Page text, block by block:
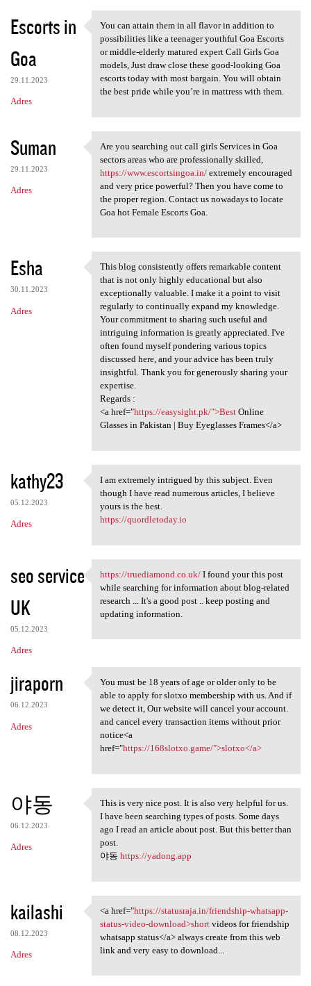
Escorts in
Goa
29.11.2023
Adres
You can attain them in all
You can attain them in all flavor in addition to
possibilities like a teenager youthful Goa Escorts
or middle-elderly matured expert Call Girls Goa
models, Just draw close these good-looking Goa
escorts today with most bargain. You will obtain
the best pride while you’re in mattress with them.
Suman
29.11.2023
Adres
Are you searching out call
Are you searching out call girls Services in Goa
sectors areas who are professionally skilled,
https://www.escortsingoa.in/extremely encouraged
and very price powerful? Then you have come to
the proper region. Contact us nowadays to locate
Goa hot Female Escorts Goa.
Esha
30.11.2023
Adres
This blog consistently offers
This blog consistently offers remarkable content
that is not only highly educational but also
exceptionally valuable. I make it a point to visit
regularly to continually expand my knowledge.
Your commitment to sharing such useful and
intriguing information is greatly appreciated. I've
often found myself pondering various topics
discussed here, and your advice has been truly
insightful. Thank you for generously sharing your
expertise.
Regards :
<a href="https://easysight.pk/">BestOnline
Glasses in Pakistan | Buy Eyeglasses Frames</a>
kathy23
05.12.2023
Adres
I am extremely intrigued by
I am extremely intrigued by this subject. Even
though I have read numerous articles, I believe
yours is the best.
https://quordletoday.io
seo service
UK
05.12.2023
Adres
https://truediamond.co.uk/ I
https://truediamond.co.uk/I found your this post
while searching for information about blog-related
research ... It's a good post .. keep posting and
updating information.
jiraporn
06.12.2023
Adres
You must be 18 years of age
You must be 18 years of age or older only to be
able to apply for slotxo membership with us. And if
we detect it, Our website will cancel your account.
and cancel every transaction items without prior
notice<a
href="https://168slotxo.game/">slotxo</a>
야동
06.12.2023
Adres
This is very nice post. It is
This is very nice post. It is also very helpful for us.
I have been searching types of posts. Some days
ago I read an article about post. But this better than
post.
야동 https://yadong.app
kailashi
08.12.2023
Adres
<a href="https://statusraja
<a href="https://statusraja.in/friendship-whatsapp-
status-video-download>shortvideos for friendship
whatsapp status</a> always create from this web
link and very easy to download...